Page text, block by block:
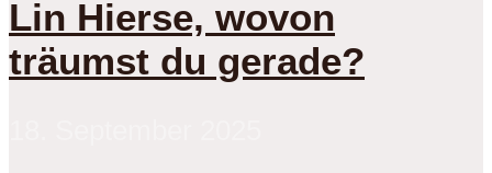
Lin Hierse, wovon
träumst du gerade?